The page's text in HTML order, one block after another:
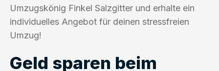
Umzugskönig Finkel Salzgitter und erhalte ein
individuelles Angebot für deinen stressfreien
Umzug!
Geld sparen beim